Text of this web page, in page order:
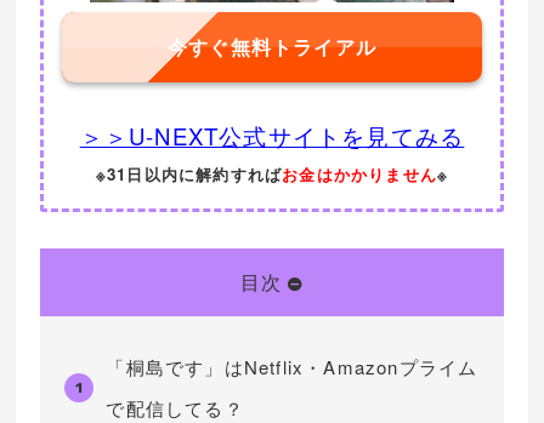
今すぐ無料トライアル
＞＞U-NEXT公式サイトを見てみる
※31日以内に解約すればお金はかかりません※
目次
1
「桐島です」はNetflix・Amazonプライム
で配信してる？